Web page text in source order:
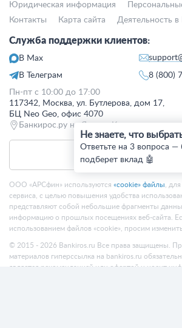
Юридическая информация
Контакты
Карта сайта Деятельность в
Служба поддержки клиентов:
В Max
В Телеграм
8 (800)
Пн-пт с 10:00 до 17:00
117342, Москва, ул. Бутлерова, дом 17,
БЦ Neo Geo, офис 4070
Банкирос.ру на Яндекс.Картах
Отписаться
ООО «АРСфин» используются «cookie» файлы ,
сервиса, с целью повышения удобства
представляют собой небольшие фрагменты
информацию о прошлых посещениях веб-сайта.
использованием файлов «cookie», просим
© 2015 - 2026 Bankiros.ru Все права защищены.
материалов гиперссылка на bankiros.ru
является рекомендацией или офертой и носит
Не знаете, что
Ответьте на 3 вопроса —
подберет вклад 🤖